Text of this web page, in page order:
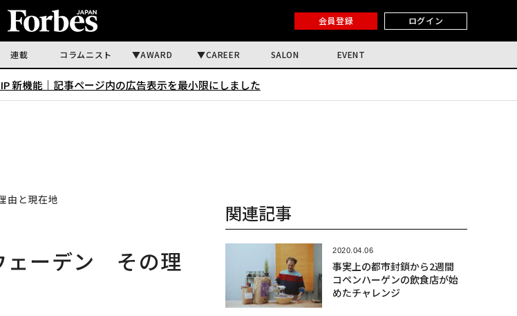
会員登録 ログイン
連載 コラムニスト AWARD CAREER SALON EVENT
新機能｜ 記事ページ内の広告表示を最小限にしました
由と現在地
ェーデン その理
関連記事
2020.04.06
事実上の都市封鎖から2週間
コペンハーゲンの飲食店が始
めたチャレンジ